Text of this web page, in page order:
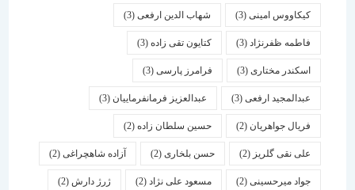
کیکاووس امینی(3) شهاب الدین ارفعی(3)
فاطمه ظفرنژاد(3) کتایون تقی زاده(3)
اسكندر مختاری (3) فرامرز پارسی(3)
عبدالمجید ارفعی(3) عبدالعزیز فرمانفرماییان(3)
فریال جواهریان(2) حسین سلطان زاده(2)
علی نقی گلریز(2) حسن بلخاری(2) آزاده شاهچراغی(2)
جواد میرحسینی(2) مسعود علی نژاد(2) ژرژ دارش (2)